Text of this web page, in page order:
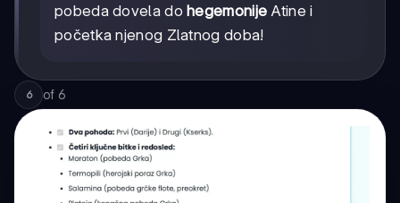
pobeda dovela dohegemonije Atine i
početka njenog Zlatnog doba!
6 of 6